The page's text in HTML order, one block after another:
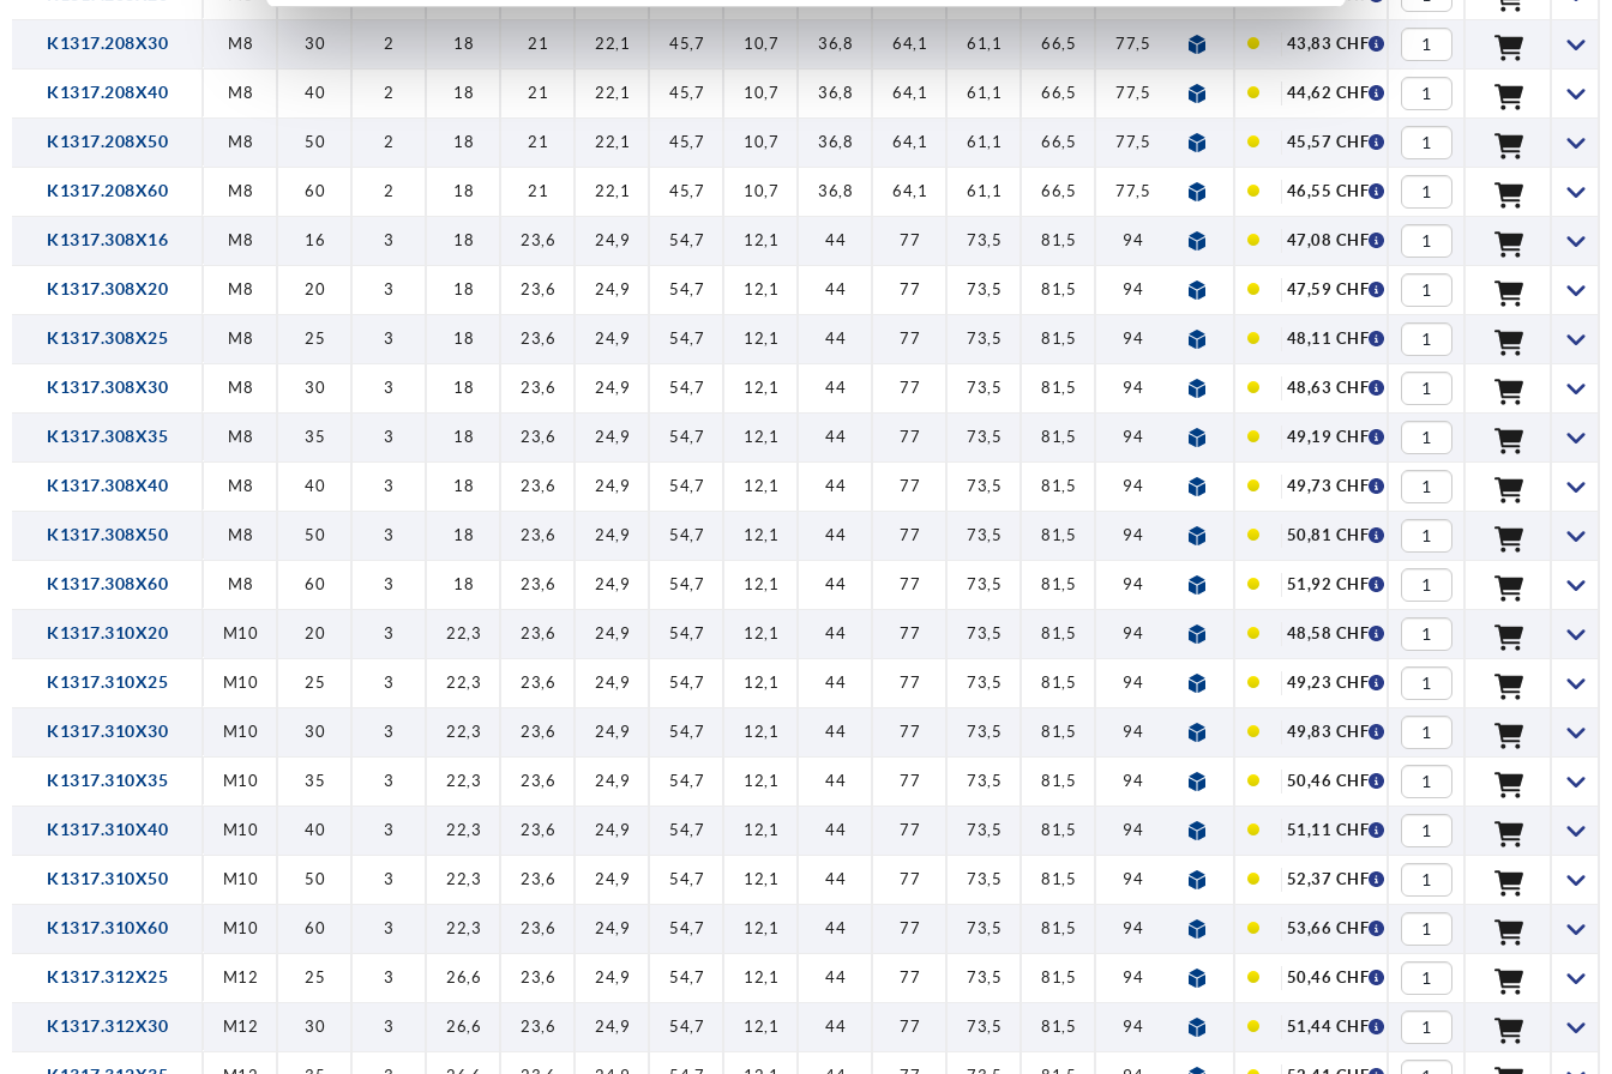
K1317.208X30 M8 30 2 18 21 22,1 45,7 10,7 36,8 64,1 61,1 66,5 77,5 13 16
43,83 CHF
K1317.208X40 M8 40 2 18 21 22,1 45,7 10,7 36,8 64,1 61,1 66,5 77,5 13 16
44,62 CHF
K1317.208X50 M8 50 2 18 21 22,1 45,7 10,7 36,8 64,1 61,1 66,5 77,5 13 16
45,57 CHF
K1317.208X60 M8 60 2 18 21 22,1 45,7 10,7 36,8 64,1 61,1 66,5 77,5 13 16
46,55 CHF
K1317.308X16 M8 16 3 18 23,6 24,9 54,7 12,1 44 77 73,5 81,5 94 14,2 20
47,08 CHF
K1317.308X20 M8 20 3 18 23,6 24,9 54,7 12,1 44 77 73,5 81,5 94 14,2 20
47,59 CHF
K1317.308X25 M8 25 3 18 23,6 24,9 54,7 12,1 44 77 73,5 81,5 94 14,2 20
48,11 CHF
K1317.308X30 M8 30 3 18 23,6 24,9 54,7 12,1 44 77 73,5 81,5 94 14,2 20
48,63 CHF
K1317.308X35 M8 35 3 18 23,6 24,9 54,7 12,1 44 77 73,5 81,5 94 14,2 20
49,19 CHF
K1317.308X40 M8 40 3 18 23,6 24,9 54,7 12,1 44 77 73,5 81,5 94 14,2 20
49,73 CHF
K1317.308X50 M8 50 3 18 23,6 24,9 54,7 12,1 44 77 73,5 81,5 94 14,2 20
50,81 CHF
K1317.308X60 M8 60 3 18 23,6 24,9 54,7 12,1 44 77 73,5 81,5 94 14,2 20
51,92 CHF
K1317.310X20 M10 20 3 22,3 23,6 24,9 54,7 12,1 44 77 73,5 81,5 94 14,2 20
48,58 CHF
K1317.310X25 M10 25 3 22,3 23,6 24,9 54,7 12,1 44 77 73,5 81,5 94 14,2 20
49,23 CHF
K1317.310X30 M10 30 3 22,3 23,6 24,9 54,7 12,1 44 77 73,5 81,5 94 14,2 20
49,83 CHF
K1317.310X35 M10 35 3 22,3 23,6 24,9 54,7 12,1 44 77 73,5 81,5 94 14,2 20
50,46 CHF
K1317.310X40 M10 40 3 22,3 23,6 24,9 54,7 12,1 44 77 73,5 81,5 94 14,2 20
51,11 CHF
K1317.310X50 M10 50 3 22,3 23,6 24,9 54,7 12,1 44 77 73,5 81,5 94 14,2 20
52,37 CHF
K1317.310X60 M10 60 3 22,3 23,6 24,9 54,7 12,1 44 77 73,5 81,5 94 14,2 20
53,66 CHF
K1317.312X25 M12 25 3 26,6 23,6 24,9 54,7 12,1 44 77 73,5 81,5 94 14,2 20
50,46 CHF
K1317.312X30 M12 30 3 26,6 23,6 24,9 54,7 12,1 44 77 73,5 81,5 94 14,2 20
51,44 CHF